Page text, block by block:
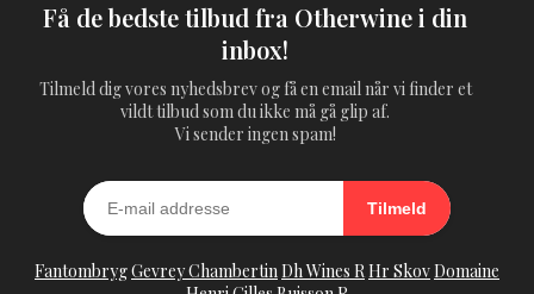
Få de bedste tilbud fra Otherwine i din
inbox!
Tilmeld dig vores nyhedsbrev og få en email når vi finder et
vildt tilbud som du ikke må gå glip af.
Vi sender ingen spam!
Tilmeld
FantombrygGevrey ChambertinDh Wines RHr SkovDomaine